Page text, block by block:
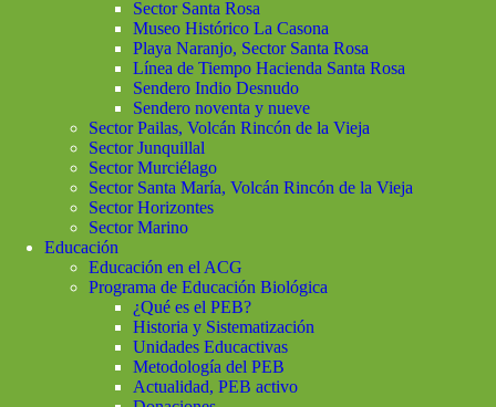
Sector Santa Rosa
Museo Histórico La Casona
Playa Naranjo, Sector Santa Rosa
Línea de Tiempo Hacienda Santa Rosa
Sendero Indio Desnudo
Sendero noventa y nueve
Sector Pailas, Volcán Rincón de la Vieja
Sector Junquillal
Sector Murciélago
Sector Santa María, Volcán Rincón de la Vieja
Sector Horizontes
Sector Marino
Educación
Educación en el ACG
Programa de Educación Biológica
¿Qué es el PEB?
Historia y Sistematización
Unidades Educactivas
Metodología del PEB
Actualidad, PEB activo